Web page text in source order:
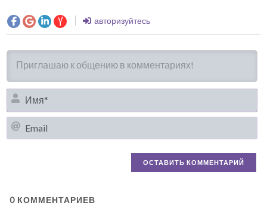
авторизуйтесь
0 КОММЕНТАРИЕВ